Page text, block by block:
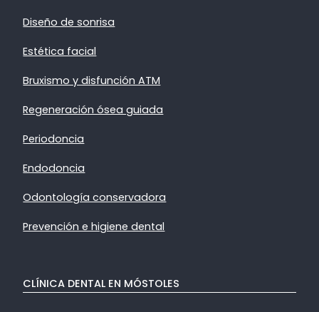
Diseño de sonrisa
Estética facial
Bruxismo y disfunción ATM
Regeneración ósea guiada
Periodoncia
Endodoncia
Odontología conservadora
Prevención e higiene dental
CLÍNICA DENTAL EN MÓSTOLES